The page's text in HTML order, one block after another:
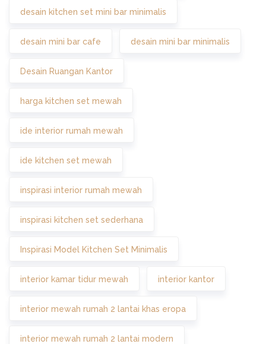
desain kitchen set mini bar minimalis
desain mini bar cafe desain mini bar minimalis
Desain Ruangan Kantor
harga kitchen set mewah
ide interior rumah mewah
ide kitchen set mewah
inspirasi interior rumah mewah
inspirasi kitchen set sederhana
Inspirasi Model Kitchen Set Minimalis
interior kamar tidur mewah interior kantor
interior mewah rumah 2 lantai khas eropa
interior mewah rumah 2 lantai modern